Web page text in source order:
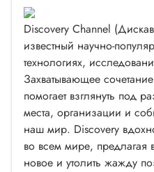
Discovery Channel
известный научно-
технологиях,
Захватывающее
помогает взглянуть под
места, организации и
наш мир. Discovery
во всем мире, предлагая
новое и утолить жажду